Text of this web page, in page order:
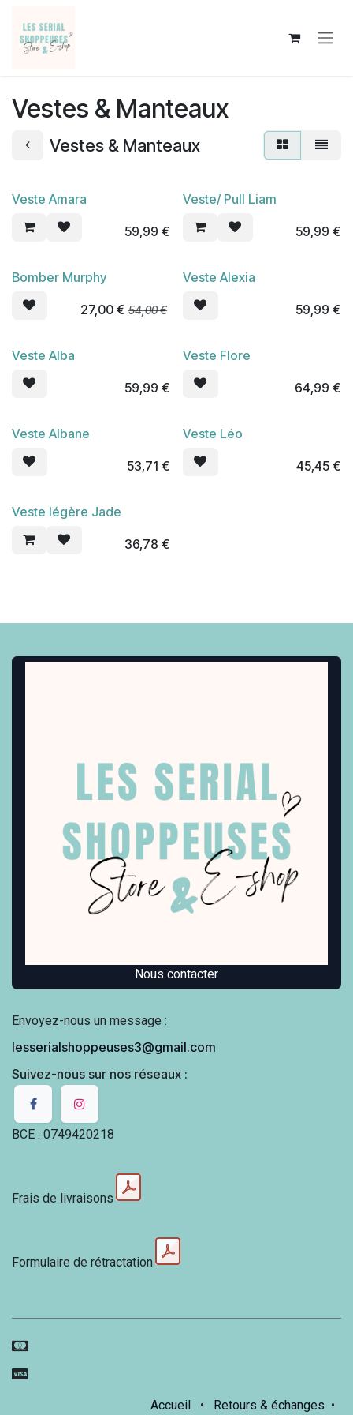
Vestes & Manteaux
Vestes & Manteaux
Veste Amara
59,99 € Nouveau !
Veste/ Pull Liam
59,99 €
Nouveau !
Bomber Murphy
27,00€ 54,00€ En rupture de stock
Veste Alexia
59,99 €
Nouveau !
Veste Alba
59,99 €
Veste Flore
64,99 €
Veste Albane
53,71 €
Veste Léo
45,45€
Veste légère Jade
36,78 €
Nous contacter
Envoyez-nous un message :
lesserialshoppeuses3@gmail.com
Suivez-nous sur nos réseaux :
BCE : 0749420218
Frais de livraisons
Formulaire de rétractation
Accueil • Retours & échanges •